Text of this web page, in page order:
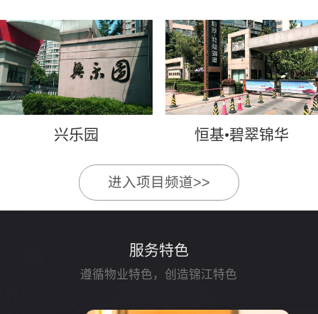
兴乐园 恒基•碧翠锦华
进入项目频道>>
服务特色
遵循物业特色，创造锦江特色